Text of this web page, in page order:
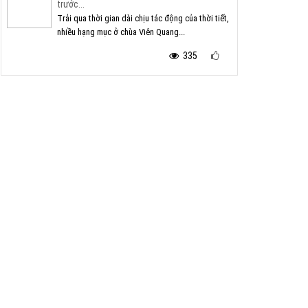
trước...
Trải qua thời gian dài chịu tác động của thời tiết,
nhiều hạng mục ở chùa Viên Quang...
335